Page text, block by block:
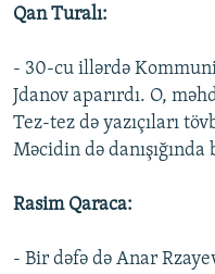
Qan Turalı:
- 30-cu illərdə
Jdanov aparırdı. O,
Tez-tez də yazıçıları
Məcidin də
Rasim Qaraca:
- Bir dəfə də Anar